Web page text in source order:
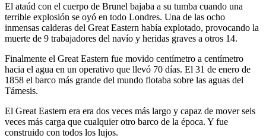
El ataúd con el cuerpo de Brunel bajaba a su tumba cuando una
terrible explosión se oyó en todo Londres. Una de las ocho
inmensas calderas del Great Eastern había explotado, provocando la
muerte de 9 trabajadores del navío y heridas graves a otros 14.
Finalmente el Great Eastern fue movido centímetro a centímetro
hacia el agua en un operativo que llevó 70 días. El 31 de enero de
1858 el barco más grande del mundo flotaba sobre las aguas del
Támesis.
El Great Eastern era era dos veces más largo y capaz de mover seis
veces más carga que cualquier otro barco de la época. Y fue
construido con todos los lujos.